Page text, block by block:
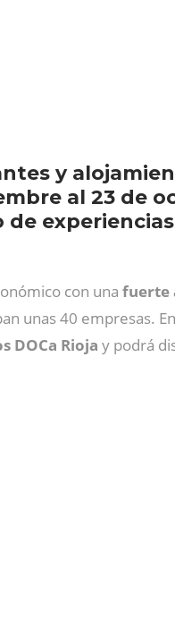
y
al 23 de
con una fuerte
unas 40 empresas.
DOCa Rioja y podrá